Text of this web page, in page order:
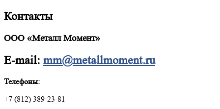
Контакты
ООО «Металл Момент»
E-mail: mm@metallmoment.ru
Телефоны:
+7 (812) 389-23-81